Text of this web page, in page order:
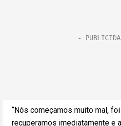
“Nós começamos muito mal,
recuperamos imediatamente e